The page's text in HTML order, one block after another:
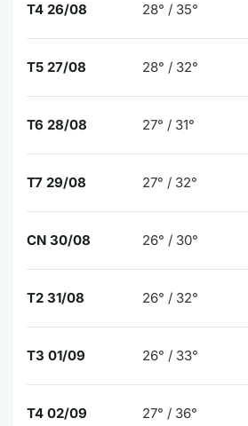
T4 26/08 28° / 35°
T5 27/08 28° / 32°
T6 28/08 27° / 31°
T7 29/08 27° / 32°
CN 30/08 26° / 30°
T2 31/08 26° / 32°
T3 01/09 26° / 33°
T4 02/09 27° / 36°